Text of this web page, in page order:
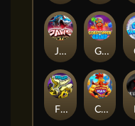
JAWS OF JUSTICE Gobstopper Grind
Chicken Man
FRKN Bananas